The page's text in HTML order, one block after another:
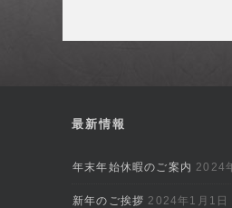
最新情報
年末年始休暇のご案内 2024
新年のご挨拶 2024年1月1日